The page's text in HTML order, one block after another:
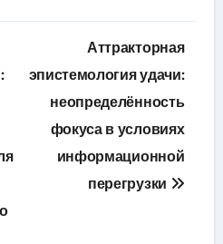
Аттракторная
эпистемология удачи:
неопределённость
фокуса в условиях
информационной
перегрузки